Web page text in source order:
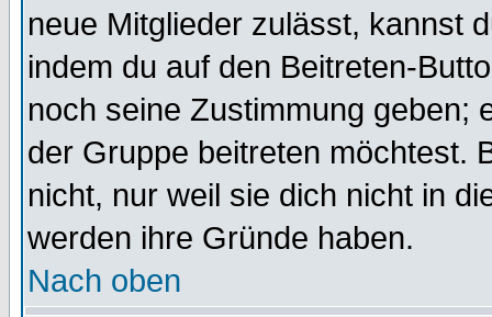
neue Mitglieder zulässt, kannst
indem du auf den Beitreten-
noch seine Zustimmung geben;
der Gruppe beitreten möchtest.
nicht, nur weil sie dich nicht in
werden ihre Gründe haben.
Nach oben